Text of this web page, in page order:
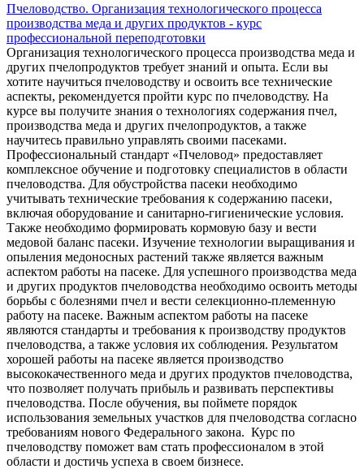
Пчеловодство. Организация технологического процесса
производства меда и других продуктов - курс
профессиональной переподготовки
Организация технологического процесса производства меда и
других пчелопродуктов требует знаний и опыта. Если вы
хотите научиться пчеловодству и освоить все технические
аспекты, рекомендуется пройти курс по пчеловодству. На
курсе вы получите знания о технологиях содержания пчел,
производства меда и других пчелопродуктов, а также
научитесь правильно управлять своими пасеками.
Профессиональный стандарт «Пчеловод» предоставляет
комплексное обучение и подготовку специалистов в области
пчеловодства. Для обустройства пасеки необходимо
учитывать технические требования к содержанию пасеки,
включая оборудование и санитарно-гигиенические условия.
Также необходимо формировать кормовую базу и вести
медовой баланс пасеки. Изучение технологии выращивания и
опыления медоносных растений также является важным
аспектом работы на пасеке. Для успешного производства меда
и других продуктов пчеловодства необходимо освоить методы
борьбы с болезнями пчел и вести селекционно-племенную
работу на пасеке. Важным аспектом работы на пасеке
являются стандарты и требования к производству продуктов
пчеловодства, а также условия их соблюдения. Результатом
хорошей работы на пасеке является производство
высококачественного меда и других продуктов пчеловодства,
что позволяет получать прибыль и развивать перспективы
пчеловодства. После обучения, вы поймете порядок
использования земельных участков для пчеловодства согласно
требованиям нового Федерального закона. Курс по
пчеловодству поможет вам стать профессионалом в этой
области и достичь успеха в своем бизнесе.